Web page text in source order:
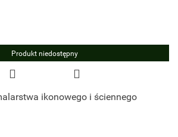
Produkt niedostępny
ikonowego i ściennego